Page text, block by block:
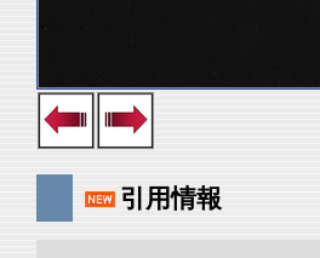
引用情報